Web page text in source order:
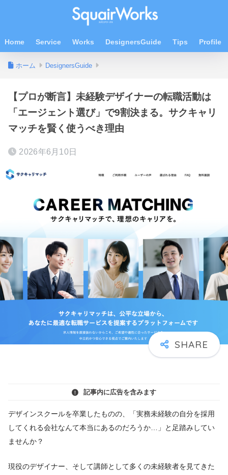
Home Service Works DesignersGuide Tips Profile
ホーム DesignersGuide
【プロが断言】未経験デザイナーの転職活動は
「エージェント選び」で9割決まる。サクキャリ
マッチを賢く使うべき理由
2026年6月10日
記事内に広告を含みます
デザインスクールを卒業したものの、「実務未経験の自分を採用
してくれる会社なんて本当にあるのだろうか…」と足踏みしてい
ませんか？
現役のデザイナー、そして講師として多くの未経験者を見てきた